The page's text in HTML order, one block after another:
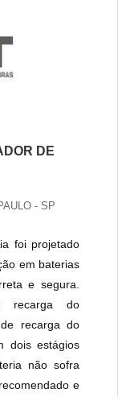
DE
- SP
foi projetado
em baterias
e segura.
recarga do
recarga do
dois estágios
não sofra
e